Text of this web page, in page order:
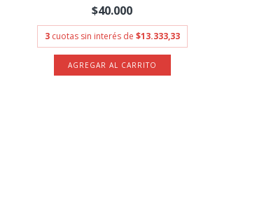
$40.000
3 cuotas sin interés de $13.333,33